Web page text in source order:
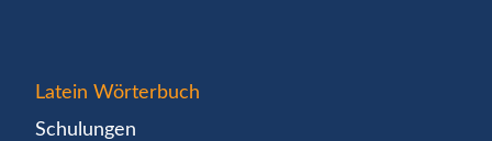
Latein Wörterbuch
Schulungen